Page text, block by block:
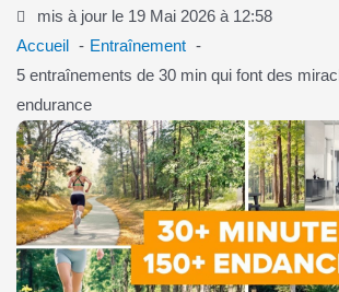
mis à jour le 19 Mai 2026 à 12:58
Accueil
Entraînement
5 entraînements de 30 min qui font des
endurance